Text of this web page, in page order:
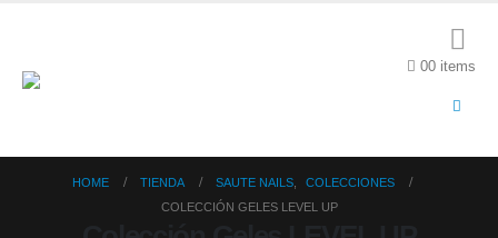
00 items
HOME TIENDA SAUTE NAILS
COLECCIONES
COLECCIÓN GELES LEVEL UP